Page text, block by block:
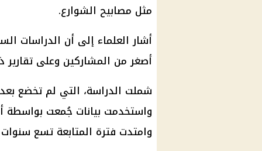
مثل مصابيح الشوارع.
أشار العلماء إلى أن الدراسات
أصغر من المشاركين وعلى
واستخدمت بيانات جُمعت
وامتدت فترة المتابعة تسع